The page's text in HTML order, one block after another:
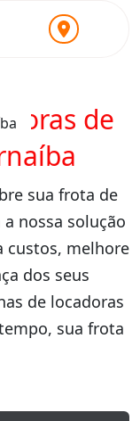
de
sua frota de
a nossa solução
custos, melhore
dos seus
de locadoras
sua frota